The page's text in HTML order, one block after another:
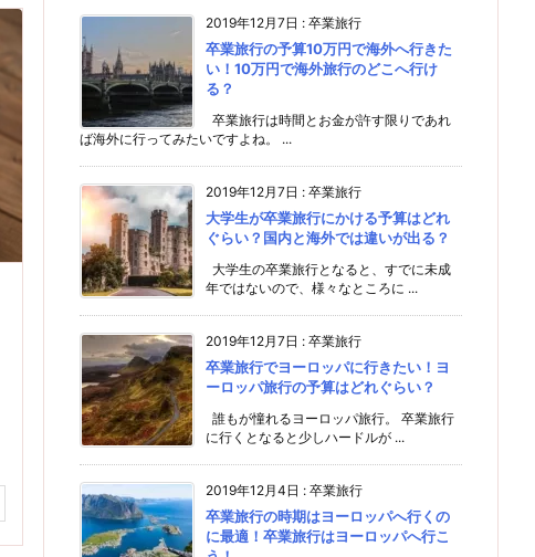
2019年12月7日 : 卒業旅行
卒業旅行の予算10万円で海外へ行きた
い！10万円で海外旅行のどこへ行け
る？
卒業旅行は時間とお金が許す限りであれ
ば海外に行ってみたいですよね。 ...
2019年12月7日 : 卒業旅行
大学生が卒業旅行にかける予算はどれ
ぐらい？国内と海外では違いが出る？
大学生の卒業旅行となると、すでに未成
年ではないので、様々なところに ...
2019年12月7日 : 卒業旅行
卒業旅行でヨーロッパに行きたい！ヨ
ーロッパ旅行の予算はどれぐらい？
誰もが憧れるヨーロッパ旅行。 卒業旅行
に行くとなると少しハードルが ...
2019年12月4日 : 卒業旅行
卒業旅行の時期はヨーロッパへ行くの
に最適！卒業旅行はヨーロッパへ行こ